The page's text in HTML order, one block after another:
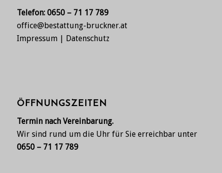
Telefon: 0650 – 71 17 789
office@bestattung-bruckner.at
Impressum| Datenschutz
ÖFFNUNGSZEITEN
Termin nach Vereinbarung.
Wir sind rund um die Uhr für Sie erreichbar unter
0650 – 71 17 789